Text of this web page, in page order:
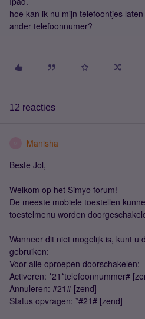
hoe kan ik nu mijn telefoontjes
ander telefoonnumer?
12 reacties
Manisha
Beste Jol,
Welkom op het Simyo forum!
De meeste mobiele toestellen
toestelmenu worden
Wanneer dit niet mogelijk is, kunt u
gebruiken:
Voor alle oproepen doorschakelen:
Activeren: *21*telefoonnummer#
Annuleren: #21# [zend]
Status opvragen: *#21# [zend]